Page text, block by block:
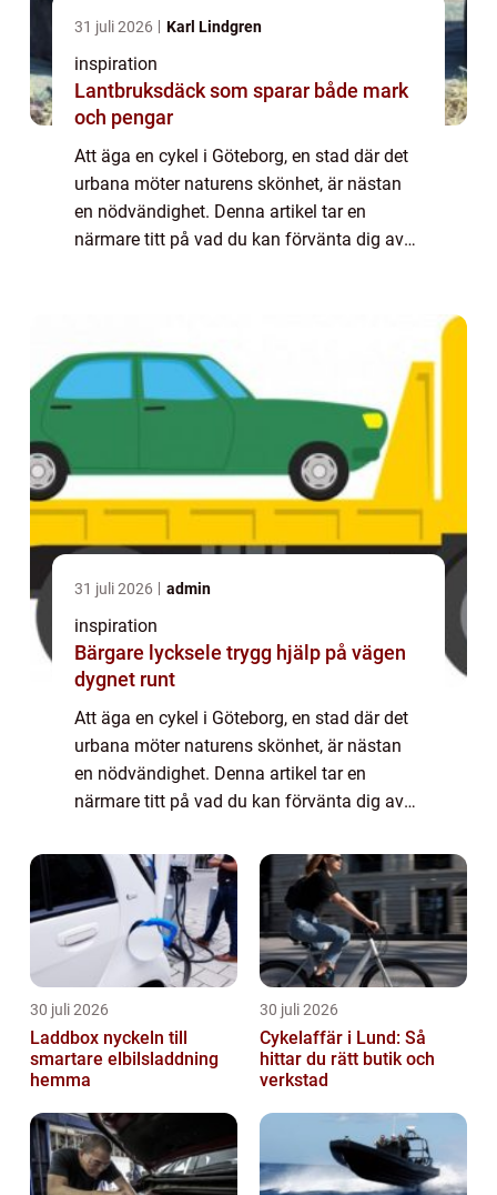
31 juli 2026 Karl Lindgren
inspiration
Lantbruksdäck som sparar både mark
och pengar
Att äga en cykel i Göteborg, en stad där det
urbana möter naturens skönhet, är nästan
en nödvändighet. Denna artikel tar en
närmare titt på vad du kan förvänta dig av
31 juli 2026 admin
inspiration
Bärgare lycksele trygg hjälp på vägen
dygnet runt
Att äga en cykel i Göteborg, en stad där det
urbana möter naturens skönhet, är nästan
en nödvändighet. Denna artikel tar en
närmare titt på vad du kan förvänta dig av
30 juli 2026
Laddbox nyckeln till
smartare elbilsladdning
hemma
30 juli 2026
Cykelaffär i Lund: Så
hittar du rätt butik och
verkstad